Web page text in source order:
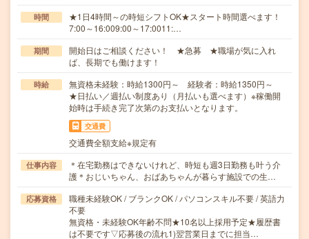
時間
★1日4時間～の時短シフトOK★スタート時間選べます！
7:00～16:009:00～17:0011:…
期間
開始日はご相談ください！ ★急募 ★職場が気に入れ
ば、長期でも働けます！
時給
無資格未経験：時給1300円～ 経験者：時給1350円～
★日払い／週払い制度あり（月払いも選べます）※稼働開
始時は手続き完了次第のお支払いとなります。
交通費
交通費全額支給※規定有
仕事内容
＊在宅勤務はできないけれど、時短も週3日勤務も叶う介
護＊おじいちゃん、おばあちゃんが暮らす施設での生…
応募資格
職種未経験OK / ブランクOK / パソコンスキル不要 / 英語力
不要
無資格・未経験OK年齢不問★10名以上採用予定★履歴書
は不要です▽応募後の流れ1)翌営業日までに担当…